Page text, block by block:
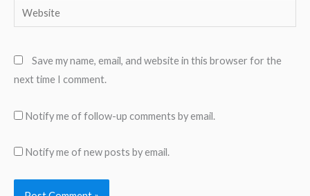
Website
Save my name, email, and website in this browser for the
next time I comment.
Notify me of follow-up comments by email.
Notify me of new posts by email.